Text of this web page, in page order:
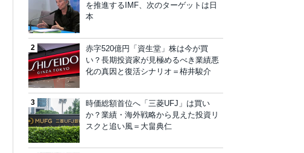
を推進するIMF、次のターゲットは日
本
赤字520億円「資生堂」株は今が買
い？長期投資家が見極めるべき業績悪
化の真因と復活シナリオ＝栫井駿介
時価総額首位へ「三菱UFJ」は買い
か？業績・海外戦略から見えた投資リ
スクと追い風＝大畠典仁